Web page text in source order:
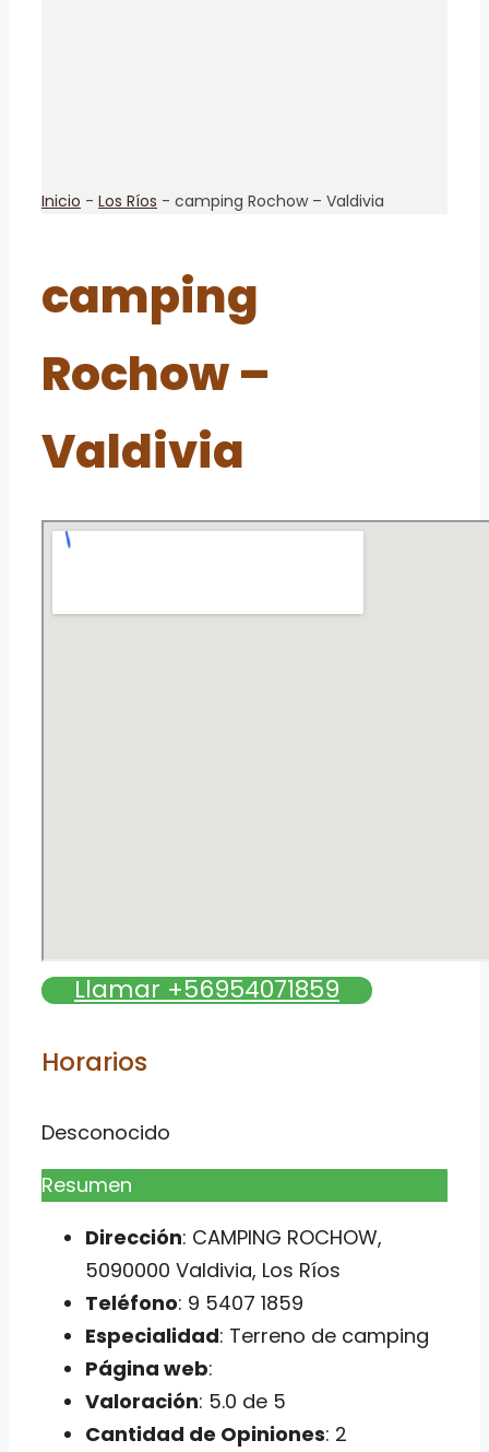
Inicio - Los Ríos - camping Rochow – Valdivia
camping
Rochow –
Valdivia
Llamar +56954071859
Horarios
Desconocido
Resumen
Dirección: CAMPING ROCHOW,
5090000 Valdivia, Los Ríos
Teléfono: 9 5407 1859
Especialidad: Terreno de camping
Página web:
Valoración: 5.0 de 5
Cantidad de Opiniones: 2